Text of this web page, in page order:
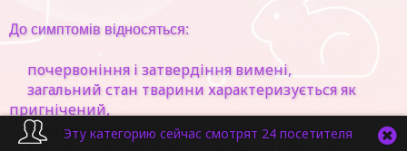
До симптомів відносяться:
почервоніння і затвердіння вимені,
загальний стан тварини характеризується як
пригнічений,
температура тіла підвищується вище 41 ° С,
Эту категорию сейчас смотрят 24 посетителя